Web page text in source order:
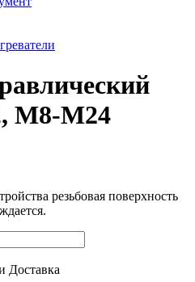
М8-М24
резьбовая поверхность
Доставка